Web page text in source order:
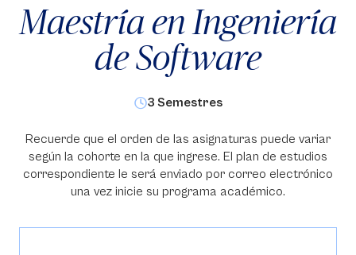
Maestría en Ingeniería
de Software
3 Semestres
Recuerde que el orden de las asignaturas puede variar
según la cohorte en la que ingrese. El plan de estudios
correspondiente le será enviado por correo electrónico
una vez inicie su programa académico.